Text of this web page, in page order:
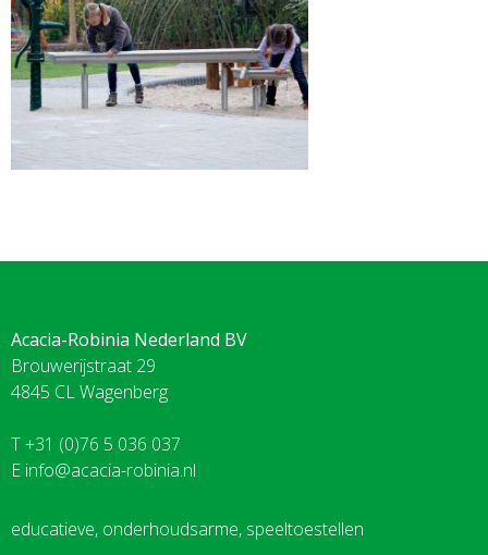
Acacia-Robinia Nederland BV
Brouwerijstraat 29
4845 CL Wagenberg
T +31 (0)76 5 036 037
E info@acacia-robinia.nl
educatieve, onderhoudsarme, speeltoestellen